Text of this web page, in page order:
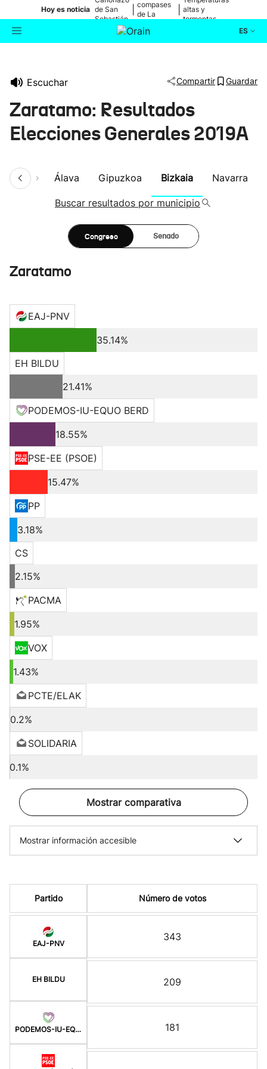
Hoy es noticia de San
Sebastián
compases
de La
altas y
tormentas
ES
Escuchar Compartir Guardar
Zaratamo: Resultados
Elecciones Generales 2019A
Álava Gipuzkoa Bizkaia Navarra
Buscar resultados por municipio
Congreso Senado
Zaratamo
EAJ-PNV
35.14%
EH BILDU
21.41%
PODEMOS-IU-EQUO BERD
18.55%
PSE-EE (PSOE)
15.47%
PP
3.18%
CS
2.15%
PACMA
1.95%
VOX
1.43%
PCTE/ELAK
0.2%
SOLIDARIA
0.1%
Mostrar comparativa
Mostrar información accesible
Partido
EAJ-PNV
EH BILDU
PODEMOS-IU-EQUO BERD
Número de votos
343
209
181